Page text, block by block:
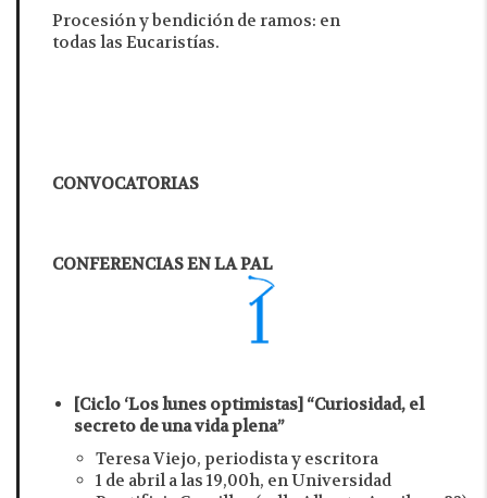
Procesión y bendición de ramos: en
todas las Eucaristías.
CONVOCATORIAS
CONFERENCIAS EN LA PAL
[Ciclo ‘Los lunes optimistas] “Curiosidad, el
secreto de una vida plena”
Teresa Viejo, periodista y escritora
1 de abril a las 19,00h, en Universidad